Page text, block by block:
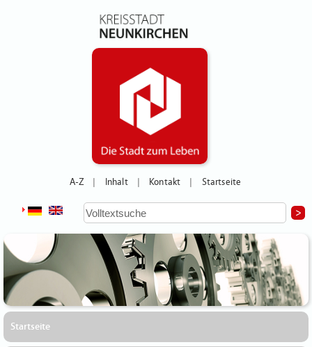
A-Z Inhalt Kontakt Startseite
Startseite